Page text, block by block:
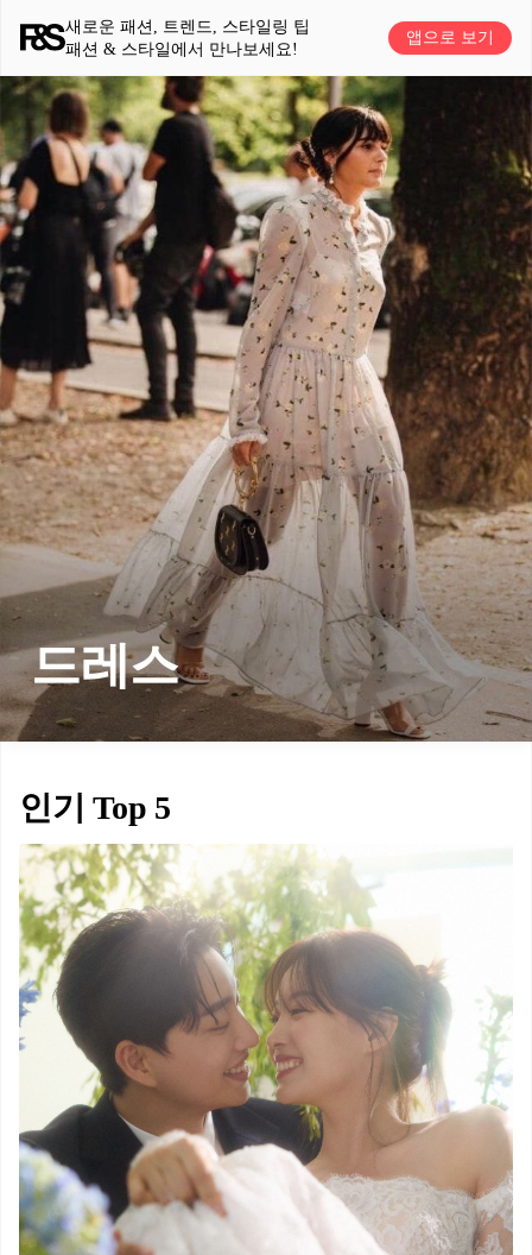
새로운 패션, 트렌드, 스타일링 팁
패션 & 스타일에서 만나보세요!
앱으로 보기
드레스
인기 Top 5